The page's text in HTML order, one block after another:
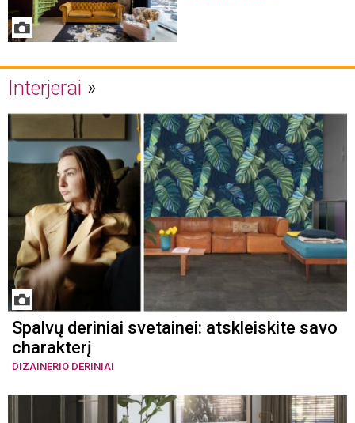
Interjerai
Spalvų deriniai svetainei: atskleiskite savo
charakterį
DIZAINERIO DERINIAI